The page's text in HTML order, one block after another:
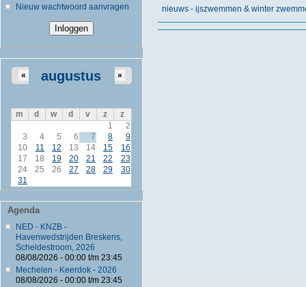
Nieuw wachtwoord aanvragen
augustus
« »
m d w d v z
z
1
2
3
4 5 6 7 8
9
10
11 12 13 14 15
16
17
18 19 20 21 22
23
24
25 26 27 28 29
30
31
Agenda
NED - KNZB -
Havenwedstrijden Breskens,
Scheldestroom, 2026
08/08/2026 - 00:00t/m 23:45
Mechelen - Keerdok - 2026
08/08/2026 - 00:00t/m 23:45
nieuws - ijszwemmen & winter